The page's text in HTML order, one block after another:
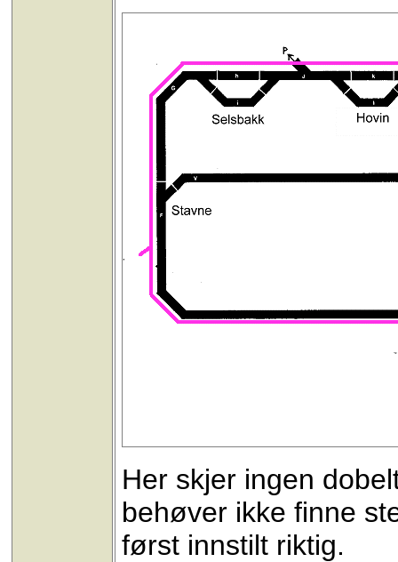
Her skjer ingen
behøver ikke finne
først innstilt riktig.